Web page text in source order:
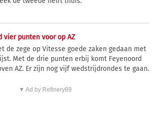
vier punten voor op AZ
de zege op Vitesse goede zaken gedaan met
Met de drie punten erbij komt Feyenoord
AZ. Er zijn nog vijf wedstrijdrondes te gaan.
▼ Ad by Refinery89